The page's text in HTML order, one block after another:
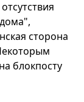
сторона
блокпосту